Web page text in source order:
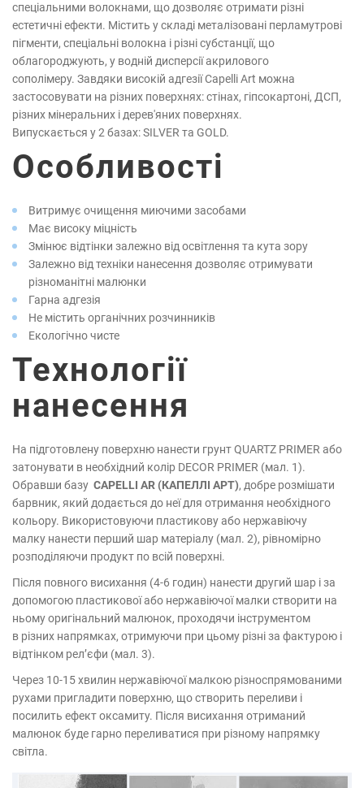
спеціальними волокнами, що дозволяє отримати різні
естетичні ефекти. Містить у складі металізовані перламутрові
пігменти, спеціальні волокна і різні субстанції, що
облагороджують, у водній дисперсії акрилового
сополімеру. Завдяки високій адгезії Capelli Art можна
застосовувати на різних поверхнях: стінах, гіпсокартоні, ДСП,
різних мінеральних і дерев'яних поверхнях.
Випускається у 2 базах: SILVER та GOLD.
Особливості
Витримує очищення миючими засобами
Має високу міцність
Змінює відтінки залежно від освітлення та кута зору
Залежно від техніки нанесення дозволяє отримувати
різноманітні малюнки
Гарна адгезія
Не містить органічних розчинників
Екологічно чисте
Технології
нанесення
На підготовлену поверхню нанести грунт QUARTZ PRIMER або
затонувати в необхідний колір DECOR PRIMER (мал. 1).
Обравши базу CAPELLI AR (КАПЕЛЛІ АРТ), добре розмішати
барвник, який додається до неї для отримання необхідного
кольору. Використовуючи пластикову або нержавіючу
малку нанести перший шар матеріалу (мал. 2), рівномірно
розподіляючи продукт по всій поверхні.
Після повного висихання (4-6 годин) нанести другий шар і за
допомогою пластикової або нержавіючої малки створити на
ньому оригінальний малюнок, проходячи інструментом
в різних напрямках, отримуючи при цьому різні за фактурою і
відтінком рел’єфи (мал. 3).
Через 10-15 хвилин нержавіючої малкою різноспрямованими
рухами пригладити поверхню, що створить переливи і
посилить ефект оксамиту. Після висихання отриманий
малюнок буде гарно переливатися при різному напрямку
світла.